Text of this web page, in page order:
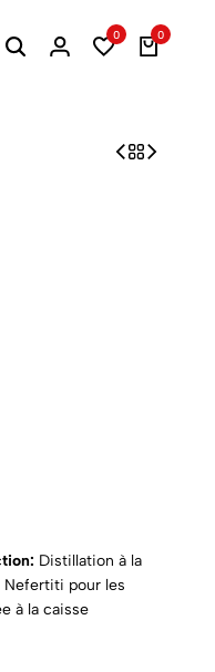
0 0
Distillation à la
Nefertiti pour les
à la caisse